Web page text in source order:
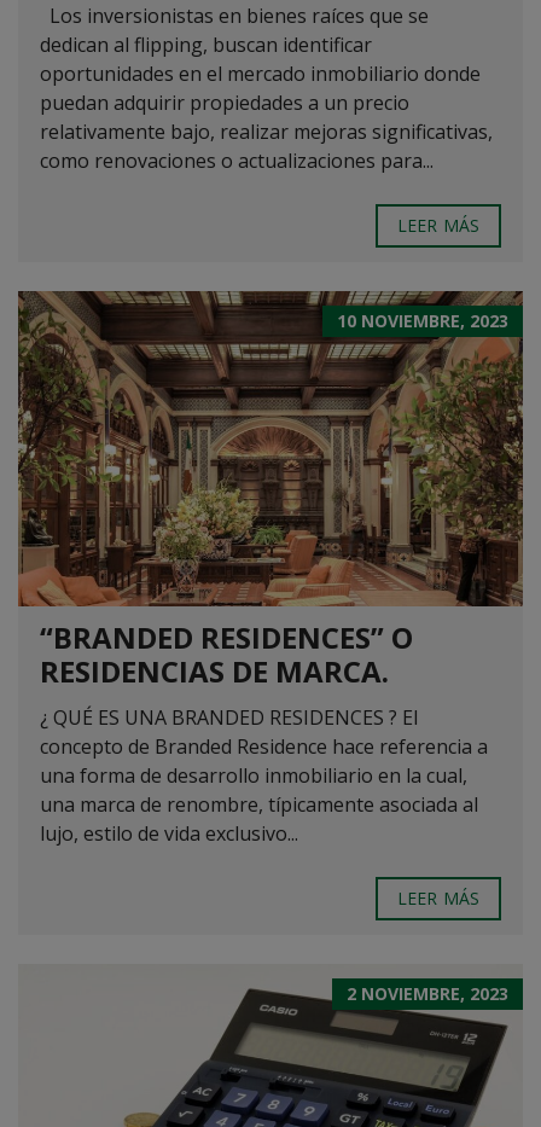
Los inversionistas en bienes raíces que se
dedican al flipping, buscan identificar
oportunidades en el mercado inmobiliario donde
puedan adquirir propiedades a un precio
relativamente bajo, realizar mejoras significativas,
como renovaciones o actualizaciones para...
LEER MÁS
10 NOVIEMBRE, 2023
“BRANDED RESIDENCES” O
RESIDENCIAS DE MARCA.
¿ QUÉ ES UNA BRANDED RESIDENCES ? El
concepto de Branded Residence hace referencia a
una forma de desarrollo inmobiliario en la cual,
una marca de renombre, típicamente asociada al
lujo, estilo de vida exclusivo...
LEER MÁS
2 NOVIEMBRE, 2023